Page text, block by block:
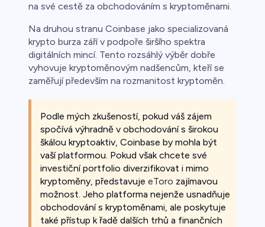
na své cestě za obchodováním s kryptoměnami.
Na druhou stranu Coinbase jako specializovaná
krypto burza září v podpoře širšího spektra
digitálních mincí. Tento rozsáhlý výběr dobře
vyhovuje kryptoměnovým nadšencům, kteří se
zaměřují především na rozmanitost kryptoměn.
Podle mých zkušeností, pokud váš zájem
spočívá výhradně v obchodování s širokou
škálou kryptoaktiv, Coinbase by mohla být
vaší platformou. Pokud však chcete své
investiční portfolio diverzifikovat i mimo
kryptoměny, představuje eToro zajímavou
možnost. Jeho platforma nejenže usnadňuje
obchodování s kryptoměnami, ale poskytuje
také přístup k řadě dalších trhů a finančních